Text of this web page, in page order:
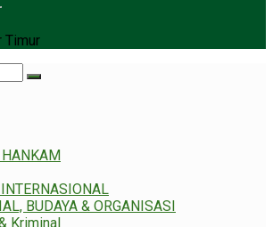
Timur
BUDAYA & ORGANISASI
Kriminal